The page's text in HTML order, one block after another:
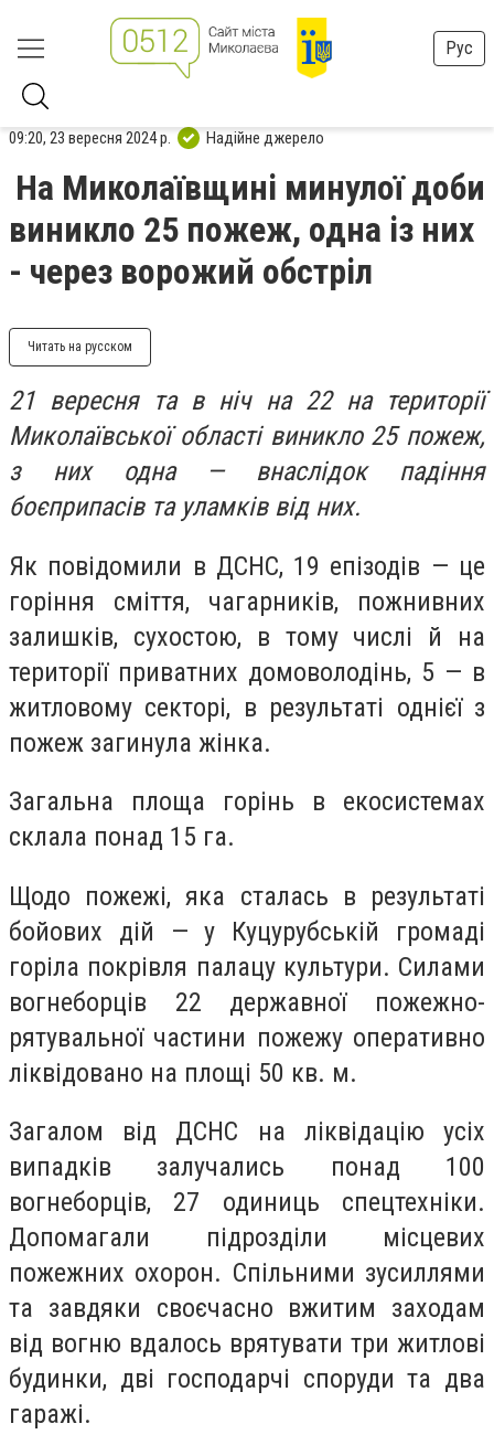
Рус
09:20, 23 вересня 2024 р. Надійне джерело
На Миколаївщині минулої доби
виникло 25 пожеж, одна із них
- через ворожий обстріл
Читать на русском
21 вересня та в ніч на 22 на території
Миколаївської області виникло 25 пожеж,
з них одна — внаслідок падіння
боєприпасів та уламків від них.
Як повідомили в ДСНС, 19 епізодів — це
горіння сміття, чагарників, пожнивних
залишків, сухостою, в тому числі й на
території приватних домоволодінь, 5 — в
житловому секторі, в результаті однієї з
пожеж загинула жінка.
Загальна площа горінь в екосистемах
склала понад 15 га.
Щодо пожежі, яка сталась в результаті
бойових дій — у Куцурубській громаді
горіла покрівля палацу культури. Силами
вогнеборців 22 державної пожежно-
рятувальної частини пожежу оперативно
ліквідовано на площі 50 кв. м.
Загалом від ДСНС на ліквідацію усіх
випадків залучались понад 100
вогнеборців, 27 одиниць спецтехніки.
Допомагали підрозділи місцевих
пожежних охорон. Спільними зусиллями
та завдяки своєчасно вжитим заходам
від вогню вдалось врятувати три житлові
будинки, дві господарчі споруди та два
гаражі.